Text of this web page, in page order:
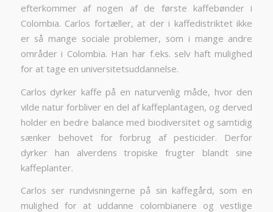
efterkommer af nogen af de første kaffebønder i
Colombia. Carlos fortæller, at der i kaffedistriktet ikke
er så mange sociale problemer, som i mange andre
områder i Colombia. Han har f.eks. selv haft mulighed
for at tage en universitetsuddannelse.
Carlos dyrker kaffe på en naturvenlig måde, hvor den
vilde natur forbliver en del af kaffeplantagen, og derved
holder en bedre balance med biodiversitet og samtidig
sænker behovet for forbrug af pesticider. Derfor
dyrker han alverdens tropiske frugter blandt sine
kaffeplanter.
Carlos ser rundvisningerne på sin kaffegård, som en
mulighed for at uddanne colombianere og vestlige